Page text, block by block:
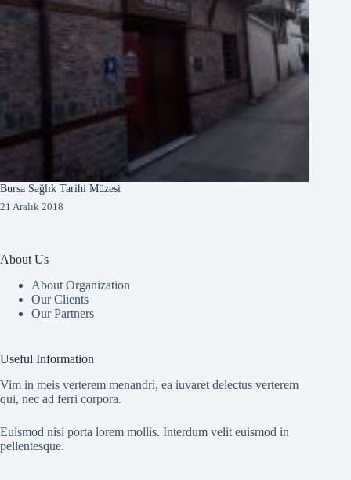
Bursa Sağlık Tarihi Müzesi
21 Aralık 2018
About Us
About Organization
Our Clients
Our Partners
Useful Information
Vim in meis verterem menandri, ea iuvaret delectus verterem
qui, nec ad ferri corpora.
Euismod nisi porta lorem mollis. Interdum velit euismod in
pellentesque.